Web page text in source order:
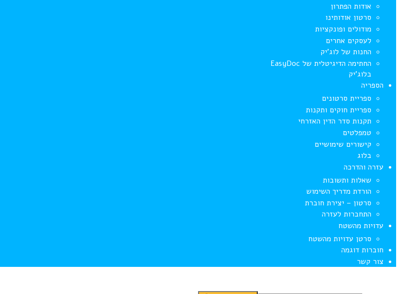
אודות הפתרון
סרטון אודותינו
מודולים ופונקציות
לעסקים אחרים
החנות של לוג’יק
החתימה הדיגיטלית של EasyDoc
בלוג’יק
הספריה
ספריית סרטונים
ספריית חוקים ותקנות
תקנות סדר הדין האזרחי
טמפלטים
קישורים שימושיים
בלוג
עזרה והדרכה
שאלות ותשובות
הורדת מדריך השימוש
סרטון – יצירת חוברת
התחברות לעזרה
עדויות מהשטח
סרטן עדויות מהשטח
חוברות דוגמה
צור קשר